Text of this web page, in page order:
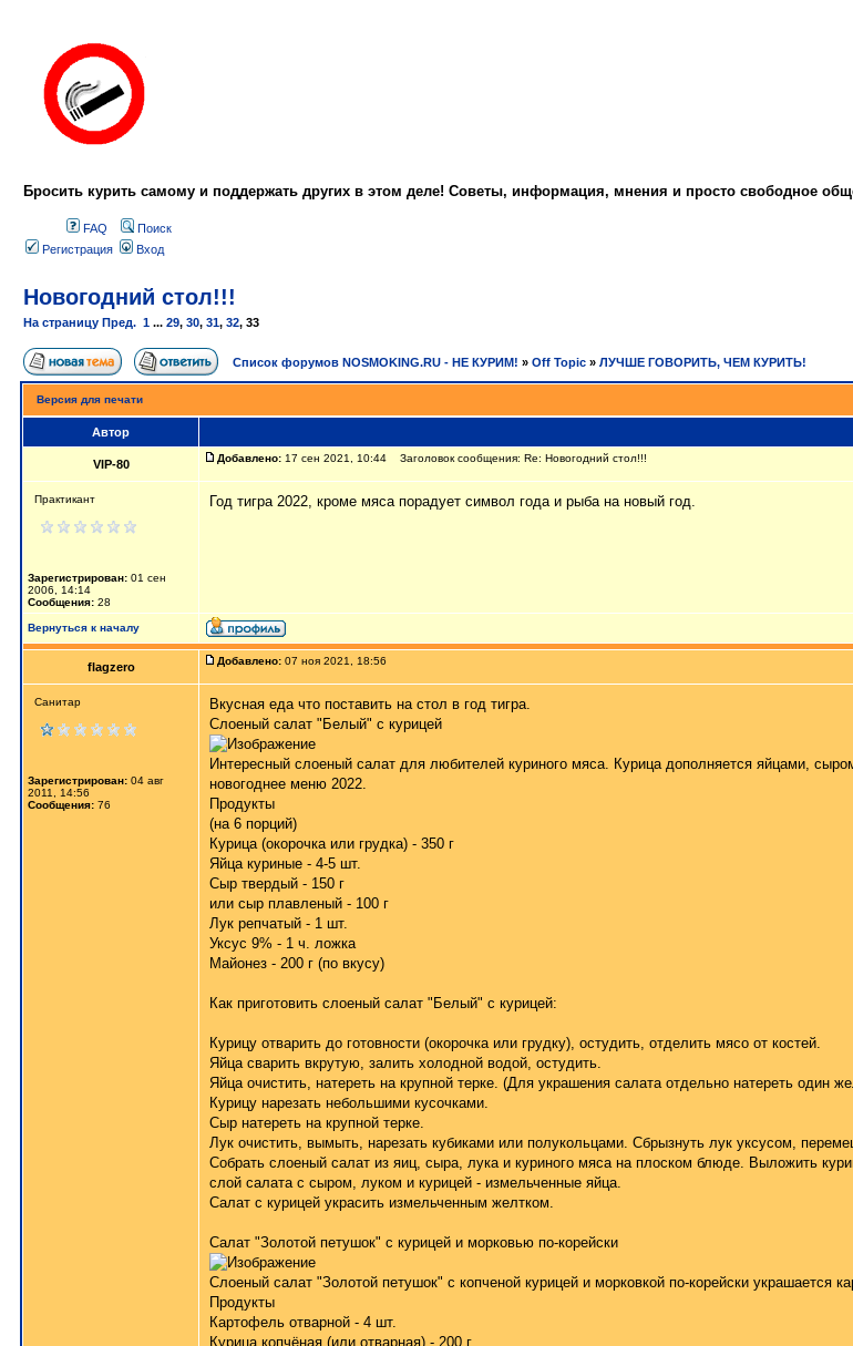
Бросить курить самому и поддержать других в этом деле! Советы, информация, мнения и просто свободное
FAQ
Поиск
Регистрация
Вход
Новогодний стол!!!
На страницу Пред. 1 ... 29, 30, 31, 32, 33
Список форумов NOSMOKING.RU - НЕ КУРИМ! » Off Topic » ЛУЧШЕ ГОВОРИТЬ, ЧЕМ КУРИТЬ!
Версия для печати
Автор
VIP-80 Добавлено: 17 сен 2021, 10:44 Заголовок сообщения: Re: Новогодний стол!!!
Практикант
Зарегистрирован: 01 сен
2006, 14:14
Сообщения: 28
Год тигра 2022, кроме мяса порадует символ года и рыба на новый год.
Вернуться к началу
flagzero Добавлено: 07 ноя 2021, 18:56
Санитар
Зарегистрирован: 04 авг
2011, 14:56
Сообщения: 76
Вкусная еда что поставить на стол в год тигра.
Слоеный салат "Белый" с курицей
Интересный слоеный салат для любителей куриного мяса. Курица дополняется яйцами,
новогоднее меню 2022.
Продукты
(на 6 порций)
Курица (окорочка или грудка) - 350 г
Яйца куриные - 4-5 шт.
Сыр твердый - 150 г
или сыр плавленый - 100 г
Лук репчатый - 1 шт.
Уксус 9% - 1 ч. ложка
Майонез - 200 г (по вкусу)
Как приготовить слоеный салат "Белый" с курицей:
Курицу отварить до готовности (окорочка или грудку), остудить, отделить мясо от костей.
Яйца сварить вкрутую, залить холодной водой, остудить.
Яйца очистить, натереть на крупной терке. (Для украшения салата отдельно натереть один
Курицу нарезать небольшими кусочками.
Сыр натереть на крупной терке.
Лук очистить, вымыть, нарезать кубиками или полукольцами. Сбрызнуть лук уксусом,
Собрать слоеный салат из яиц, сыра, лука и куриного мяса на плоском блюде. Выложить
слой салата с сыром, луком и курицей - измельченные яйца.
Салат с курицей украсить измельченным желтком.
Салат "Золотой петушок" с курицей и морковью по-корейски
Слоеный салат "Золотой петушок" с копченой курицей и морковкой по-корейски украшается
Продукты
Картофель отварной - 4 шт.
Курица копчёная (или отварная) - 200 г